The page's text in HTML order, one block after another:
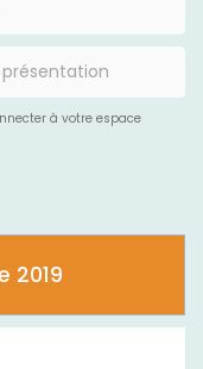
à votre espace
2019